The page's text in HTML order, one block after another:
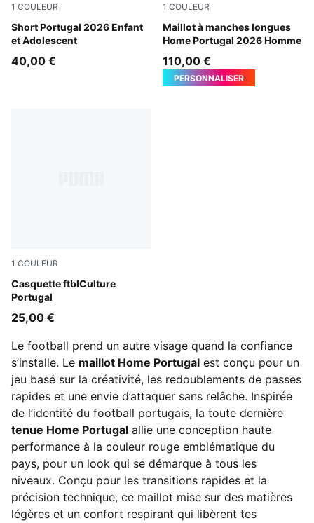
1 COULEUR
Short Portugal 2026 Enfant
et Adolescent
Club Red-Green Lagoon
40,00 €
1 COULEUR
Maillot à manches longues
Home Portugal 2026 Homme
Club Red-Green Lagoon
110,00 €
PERSONNALISER
1 COULEUR
Casquette ftblCulture
Portugal
PUMA Black-PUMA White
25,00 €
Le football prend un autre visage quand la confiance
s’installe. Le maillot Home Portugal est conçu pour un
jeu basé sur la créativité, les redoublements de passes
rapides et une envie d’attaquer sans relâche. Inspirée
de l’identité du football portugais, la toute dernière
tenue Home Portugal allie une conception haute
performance à la couleur rouge emblématique du
pays, pour un look qui se démarque à tous les
niveaux. Conçu pour les transitions rapides et la
précision technique, ce maillot mise sur des matières
légères et un confort respirant qui libèrent tes